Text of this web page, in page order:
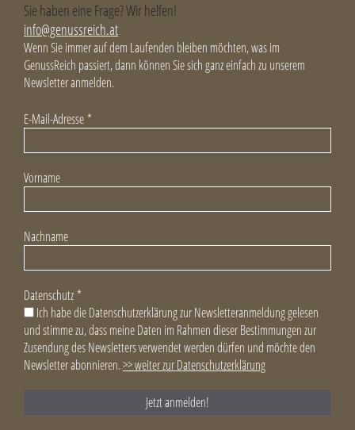
Sie haben eine Frage? Wir helfen!
info@genussreich.at
Wenn Sie immer auf dem Laufenden bleiben möchten, was im
GenussReich passiert, dann können Sie sich ganz einfach zu unserem
Newsletter anmelden.
E-Mail-Adresse *
Vorname
Nachname
Datenschutz *
Ich habe die Datenschutzerklärung zur Newsletteranmeldung gelesen
und stimme zu, dass meine Daten im Rahmen dieser Bestimmungen zur
Zusendung des Newsletters verwendet werden dürfen und möchte den
Newsletter abonnieren.>> weiter zur Datenschutzerklärung